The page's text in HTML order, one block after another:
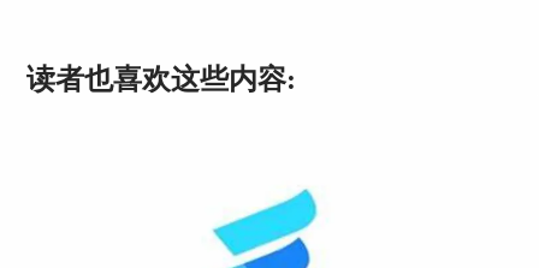
关于AppScan在扫描过程中是否会改变IP地址，这
是许多用户关心的问题。实际上，AppScan的扫描
读者也喜欢这些内容: